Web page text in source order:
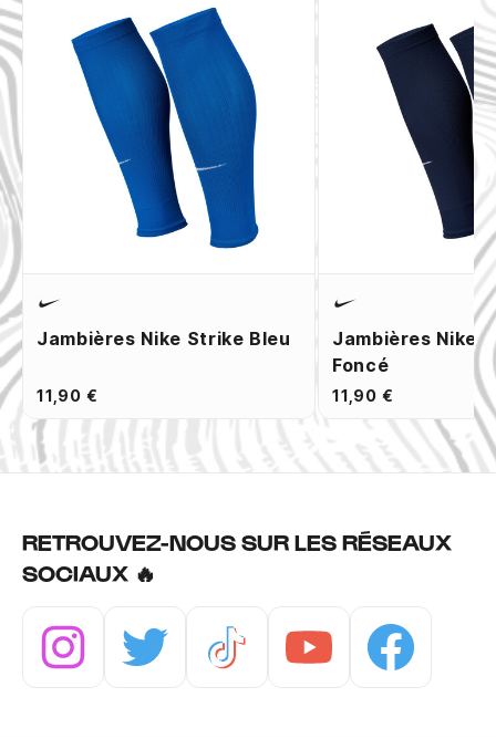
Jambières Nike Strike Bleu
11,90 €
Jambières Nike
Foncé
11,90 €
RETROUVEZ-NOUS SUR LES RÉSEAUX
SOCIAUX 🔥